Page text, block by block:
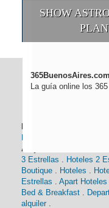
SHOW
365BuenosAires.com
La guía online los
Alojamiento:
3 Estrellas . Hoteles 2
Boutique . Hoteles .
Estrellas . Apart
Bed & Breakfast .
alquiler .